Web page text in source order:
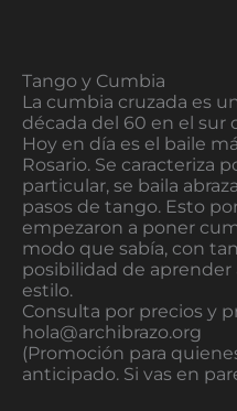
Tango y Cumbia
La cumbia cruzada es
década del 60 en el sur
Hoy en día es el baile
Rosario. Se caracteriza
particular, se baila
pasos de tango. Esto
empezaron a poner
modo que sabía, con
posibilidad de aprender
estilo.
Consulta por precios y
hola@archibrazo.org
(Promoción para
anticipado. Si vas en